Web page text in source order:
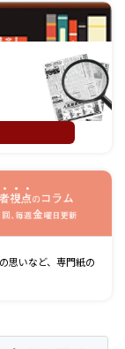
思いなど、専門紙の